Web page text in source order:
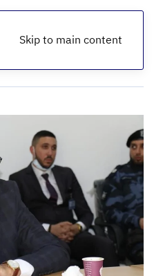
Skip to main content
الرئيسية